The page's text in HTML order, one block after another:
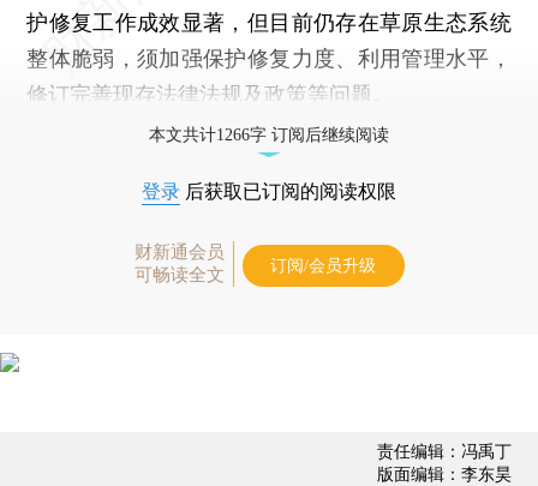
护修复工作成效显著，但目前仍存在草原生态系统
整体脆弱，须加强保护修复力度、利用管理水平，
修订完善现存法律法规及政策等问题。
本文共计1266字 订阅后继续阅读
登录 后获取已订阅的阅读权限
财新通会员
可畅读全文
订阅/会员升级
责任编辑：冯禹丁
版面编辑：李东昊